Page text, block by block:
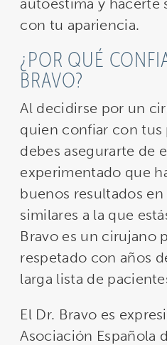
autoestima y hacerte
con tu apariencia.
¿POR QUÉ
BRAVO?
Al decidirse por un
quien confiar con
debes asegurarte de
experimentado que
buenos resultados
similares a la que
Bravo es un cirujano
respetado con años
larga lista de
El Dr. Bravo es
Asociación Española